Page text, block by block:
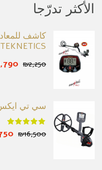
الأكثر تدرّجا
TEKNETICS
₪2,250
سي تي ايكس 3030 لشركة
₪16,500